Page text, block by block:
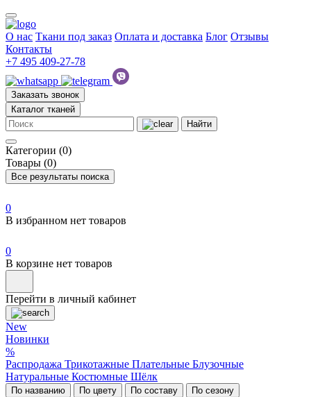
О нас Ткани под заказ Оплата и доставка Блог Отзывы
Контакты
+7 495 409-27-78
Заказать звонок
Каталог тканей
Найти
Категории (0)
Товары (0)
Все результаты поиска
0
В избранном нет товаров
0
В корзине нет товаров
Перейти в личный кабинет
New
Новинки
%
Распродажа Трикотажные Плательные Блузочные
Натуральные Костюмные Шёлк
По названию По цвету По составу По сезону